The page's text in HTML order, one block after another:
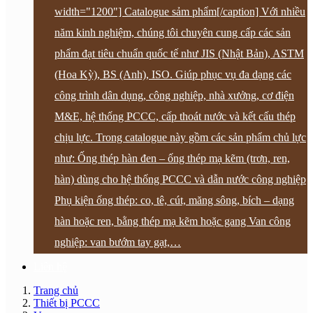
width="1200"] Catalogue sảm phẩm[/caption] Với nhiều
năm kinh nghiệm, chúng tôi chuyên cung cấp các sản
phẩm đạt tiêu chuẩn quốc tế như JIS (Nhật Bản), ASTM
(Hoa Kỳ), BS (Anh), ISO. Giúp phục vụ đa dạng các
công trình dân dụng, công nghiệp, nhà xưởng, cơ điện
M&E, hệ thống PCCC, cấp thoát nước và kết cấu thép
chịu lực. Trong catalogue này gồm các sản phẩm chủ lực
như: Ống thép hàn đen – ống thép mạ kẽm (trơn, ren,
hàn) dùng cho hệ thống PCCC và dẫn nước công nghiệp
Phụ kiện ống thép: co, tê, cút, măng sông, bích – dạng
hàn hoặc ren, bằng thép mạ kẽm hoặc gang Van công
nghiệp: van bướm tay gạt,…
Trang chủ
Thiết bị PCCC